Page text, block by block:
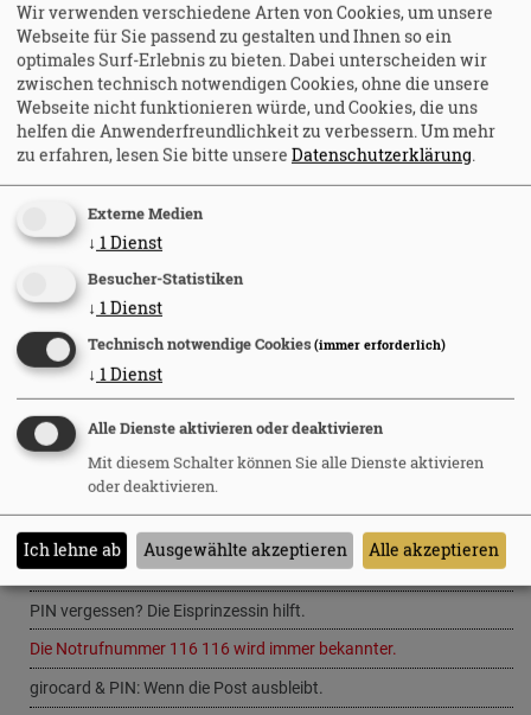
Ergänzend zum telefonischen Service steht die
kostenfreie SperrApp zur Verfügung. Dort können
sensible Daten verschlüsselt hinterlegt werden,
um sie im Notfall sofort griffbereit zu haben. Je
nach teilnehmendem Kreditinstitut lassen sich
Quelle: Repräsentative Online-Umfrage von telquest im Auftrag der
EURO Kartensysteme, Februar 2026, 1.035 Befragte.
Newsletter abonnieren
März 2026
Save the Date: Konferenz kartensicherheit.de.
Premium:Update EKS-Net.
PIN vergessen? Die Eisprinzessin hilft.
Die Notrufnummer 116 116 wird immer bekannter.
girocard & PIN: Wenn die Post ausbleibt.
Wir verwenden verschiedene Arten von Cookies, um unsere
Webseite für Sie passend zu gestalten und Ihnen so ein
optimales Surf-Erlebnis zu bieten. Dabei unterscheiden wir
zwischen technisch notwendigen Cookies, ohne die unsere
Webseite nicht funktionieren würde, und Cookies, die uns
helfen die Anwenderfreundlichkeit zu verbessern.Um mehr
zu erfahren, lesen Sie bitte unsere Datenschutzerklärung.
Externe Medien
↓ 1Dienst
Besucher-Statistiken
↓ 1Dienst
Technisch notwendige Cookies(immer erforderlich)
↓ 1 Dienst
Alle Dienste aktivieren oder deaktivieren
Mit diesem Schalter können Sie alle Dienste aktivieren
oder deaktivieren.
Ich lehne ab Ausgewählte akzeptieren Alle akzeptieren